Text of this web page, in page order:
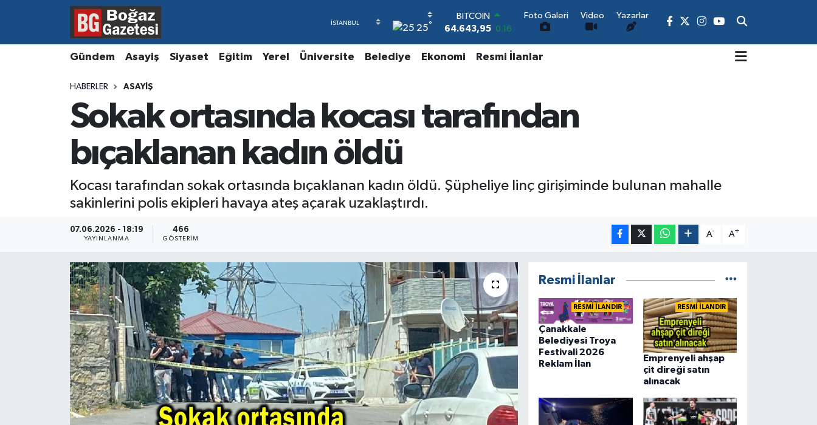
25°
BITCOIN
64.643,95 0.16
47,6704 0
64,2143
GRAM ALTIN
6500.87
Foto Galeri Video Yazarlar
Gündem Asayiş Siyaset Eğitim Yerel Üniversite Belediye Ekonomi Resmi İlanlar
HABERLER ASAYIŞ
Sokak ortasında kocası tarafından
bıçaklanan kadın öldü
Kocası tarafından sokak ortasında bıçaklanan kadın öldü. Şüpheliye linç girişiminde bulunan mahalle
sakinlerini polis ekipleri havaya ateş açarak uzaklaştırdı.
07.06.2026 - 18:19
YAYINLANMA
466
GÖSTERIM
A- A+
Resmi İlanlar
RESMİ İLANDIR
Çanakkale
Belediyesi Troya
Festivali 2026
Reklam İlan
RESMİ İLANDIR
Emprenyeli ahşap
çit direği satın
alınacak
Asayiş
Ekonomi
Gündem
Kültür ve Sanat
Magazin
Resmi İlanlar
Hava Durumu
Süper Lig Puan Durumu ve Fikstür
Tüm Manşetler
Son Dakika Haberleri
Haber Arşivi